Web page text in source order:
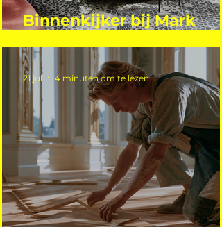
Binnenkijker bij Mark
21 jul 4 minuten om te lezen